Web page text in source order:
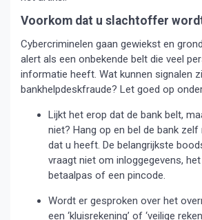
Voorkom dat u slachtoffer
Cybercriminelen gaan gewiekst en
alert als een onbekende belt die veel
informatie heeft. Wat kunnen signalen
bankhelpdeskfraude? Let goed op
Lijkt het erop dat de bank belt,
niet? Hang op en bel de bank
dat u heeft. De belangrijkste
vraagt niet om inloggegevens,
betaalpas of een pincode.
Wordt er gesproken over het
een ‘kluisrekening’ of ‘veilige